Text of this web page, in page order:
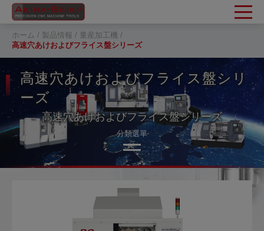
ホーム 製品情報
量産加工機
高速穴あけおよびフライス盤シリーズ
高速穴あけおよびフライス盤シリ
ーズ
高速穴あけおよびフライス盤シリーズ
分類選單
高速穴あけおよびフライス盤シリーズ
クッキー利用の管理について